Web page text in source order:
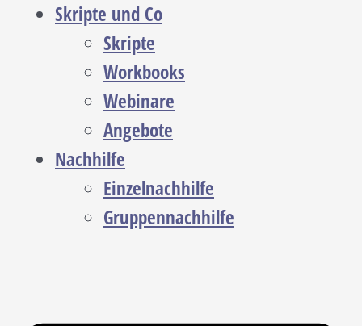
Skripte und Co
Skripte
Workbooks
Webinare
Angebote
Nachhilfe
Einzelnachhilfe
Gruppennachhilfe